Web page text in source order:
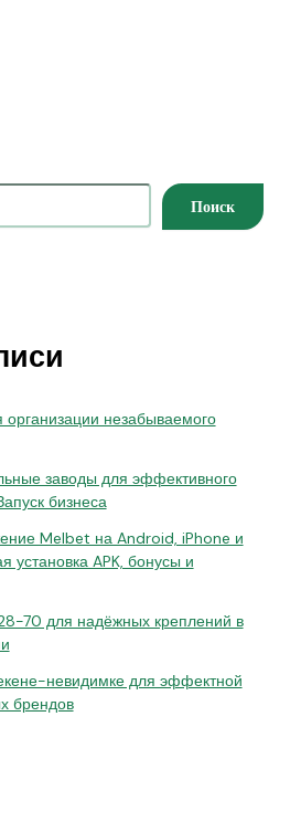
Поиск
незабываемого
заводы для эффективного
бизнеса
Melbet на Android, iPhone и
установка APK, бонусы и
70 для надёжных креплений в
невидимке для эффектной
брендов